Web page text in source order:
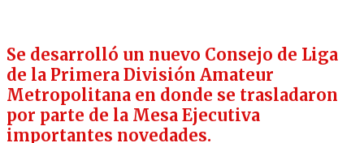
Se desarrolló un nuevo Consejo de Liga
de la Primera División Amateur
Metropolitana en donde se trasladaron
por parte de la Mesa Ejecutiva
importantes novedades.